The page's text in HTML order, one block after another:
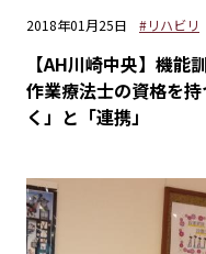
2018年01月25日 #リハビリ
【AH川崎中央】機
作業療法士の資格を
く」と「連携」